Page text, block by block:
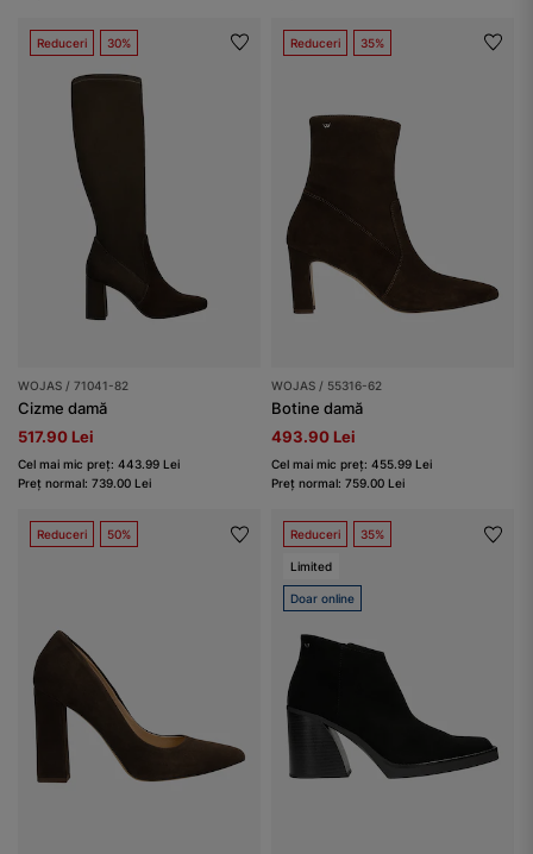
Reduceri 30%
WOJAS / 71041-82
Cizme damă
517.90 Lei
Cel mai mic preț: 443.99 Lei
Preț normal: 739.00 Lei
Reduceri 35%
WOJAS / 55316-62
Botine damă
493.90 Lei
Cel mai mic preț: 455.99 Lei
Preț normal: 759.00 Lei
Reduceri 50% Reduceri 35%
Limited
Doar online